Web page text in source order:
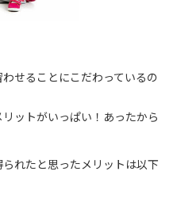
せることにこだわっているの
ットがいっぱい！あったから
れたと思ったメリットは以下